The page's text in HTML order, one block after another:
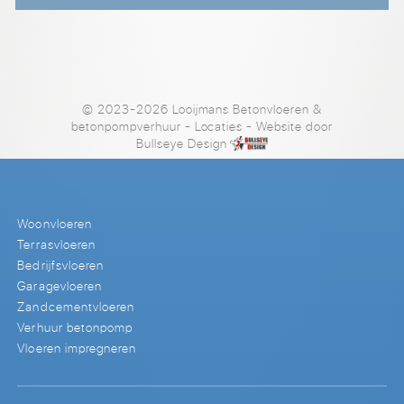
© 2023-2026 Looijmans Betonvloeren &
betonpompverhuur - Locaties - Website door
Bullseye Design
Woonvloeren
Terrasvloeren
Bedrijfsvloeren
Garagevloeren
Zandcementvloeren
Verhuur betonpomp
Vloeren impregneren